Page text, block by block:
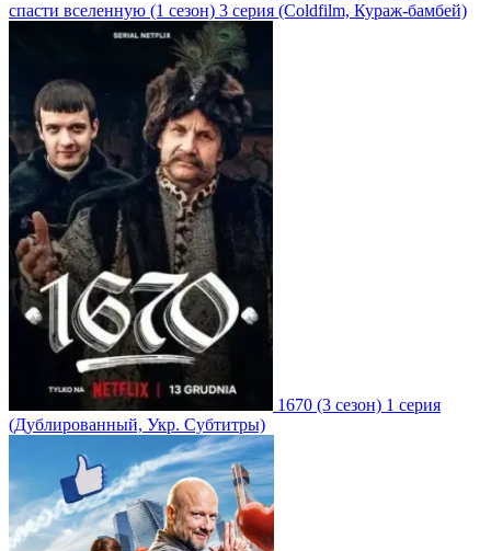
спасти вселенную (1 сезон) 3 серия (Coldfilm, Кураж-бамбей)
1670 (3 сезон) 1 серия
(Дублированный, Укр. Субтитры)